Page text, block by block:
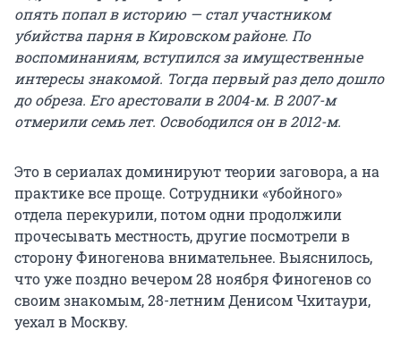
опять попал в историю — стал участником
убийства парня в Кировском районе. По
воспоминаниям, вступился за имущественные
интересы знакомой. Тогда первый раз дело дошло
до обреза. Его арестовали в 2004-м. В 2007-м
отмерили семь лет. Освободился он в 2012-м.
Это в сериалах доминируют теории заговора, а на
практике все проще. Сотрудники «убойного»
отдела перекурили, потом одни продолжили
прочесывать местность, другие посмотрели в
сторону Финогенова внимательнее. Выяснилось,
что уже поздно вечером 28 ноября Финогенов со
своим знакомым, 28-летним Денисом Чхитаури,
уехал в Москву.